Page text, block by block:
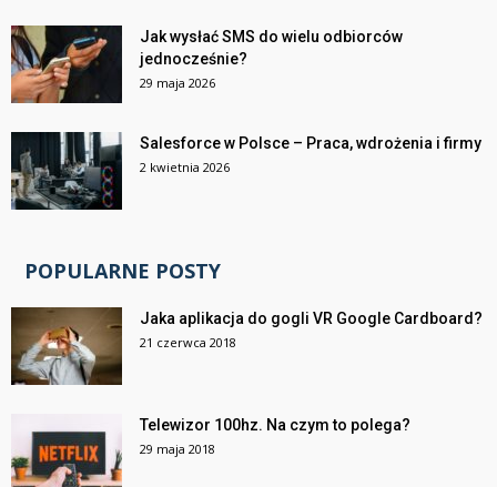
Jak wysłać SMS do wielu odbiorców
jednocześnie?
29 maja 2026
Salesforce w Polsce – Praca, wdrożenia i firmy
2 kwietnia 2026
POPULARNE POSTY
Jaka aplikacja do gogli VR Google Cardboard?
21 czerwca 2018
Telewizor 100hz. Na czym to polega?
29 maja 2018